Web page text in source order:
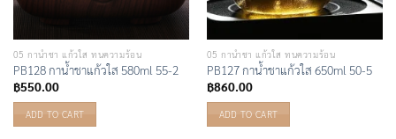
05 กาน้ำชา แก้วใส ทนความร้อน
PB128 กาน้ำชาแก้วใส 580ml 55-2
฿550.00
ADD TO CART
05 กาน้ำชา แก้วใส ทนความร้อน
PB127 กาน้ำชาแก้วใส 650ml 50-5
฿860.00
ADD TO CART